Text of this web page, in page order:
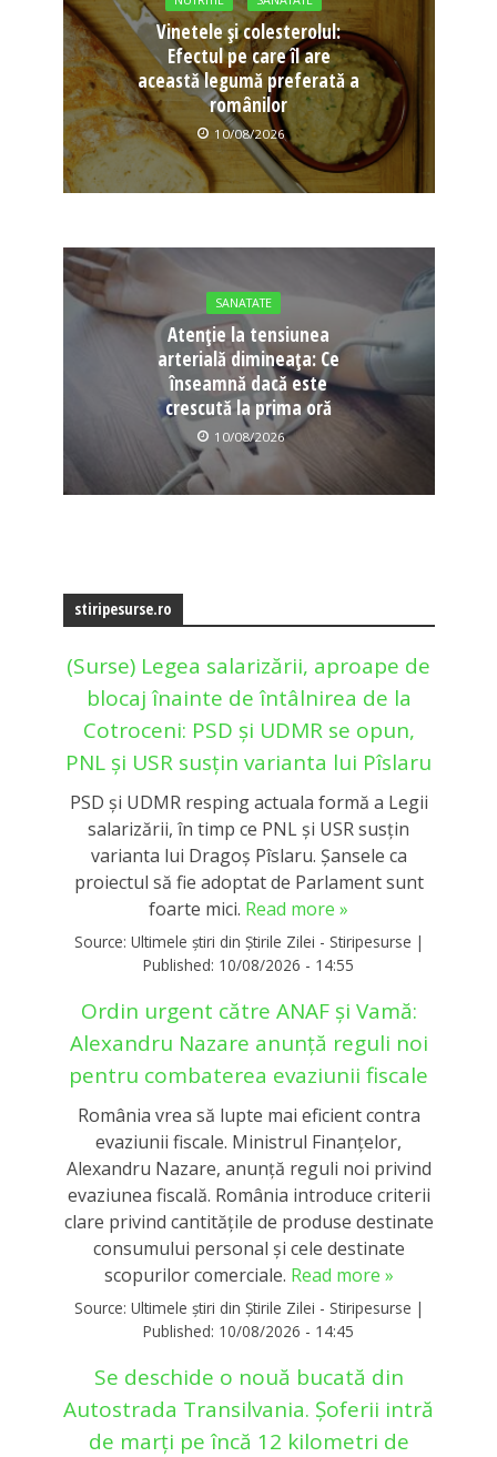
Vinetele și colesterolul:
Efectul pe care îl are
această legumă preferată a
românilor
10/08/2026
SANATATE
Atenție la tensiunea
arterială dimineața: Ce
înseamnă dacă este
crescută la prima oră
10/08/2026
stiripesurse.ro
(Surse) Legea salarizării, aproape de
blocaj înainte de întâlnirea de la
Cotroceni: PSD și UDMR se opun,
PNL și USR susțin varianta lui Pîslaru
PSD și UDMR resping actuala formă a Legii
salarizării, în timp ce PNL și USR susțin
varianta lui Dragoș Pîslaru. Șansele ca
proiectul să fie adoptat de Parlament sunt
foarte mici. Read more »
Source: Ultimele știri din Știrile Zilei - Stiripesurse |
Published: 10/08/2026 - 14:55
Ordin urgent către ANAF și Vamă:
Alexandru Nazare anunță reguli noi
pentru combaterea evaziunii fiscale
România vrea să lupte mai eficient contra
evaziunii fiscale. Ministrul Finanțelor,
Alexandru Nazare, anunță reguli noi privind
evaziunea fiscală. România introduce criterii
clare privind cantitățile de produse destinate
consumului personal și cele destinate
scopurilor comerciale. Read more »
Source: Ultimele știri din Știrile Zilei - Stiripesurse |
Published: 10/08/2026 - 14:45
Se deschide o nouă bucată din
Autostrada Transilvania. Șoferii intră
de marți pe încă 12 kilometri de